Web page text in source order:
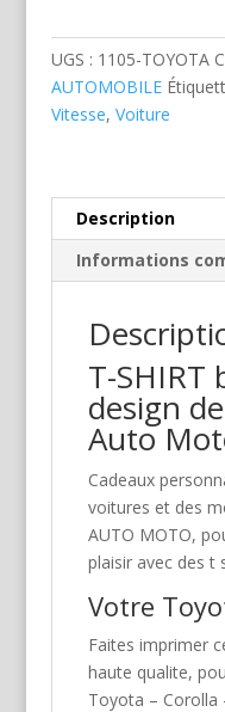
UGS : 1105-TOYOTA
AUTOMOBILE
Vitesse, Voiture
Description
Informations
T-SHIRT
design
Auto
Cadeaux
voitures et des
AUTO MOTO,
plaisir avec des t
Votre
Faites imprimer
haute qualite,
Toyota – Corolla